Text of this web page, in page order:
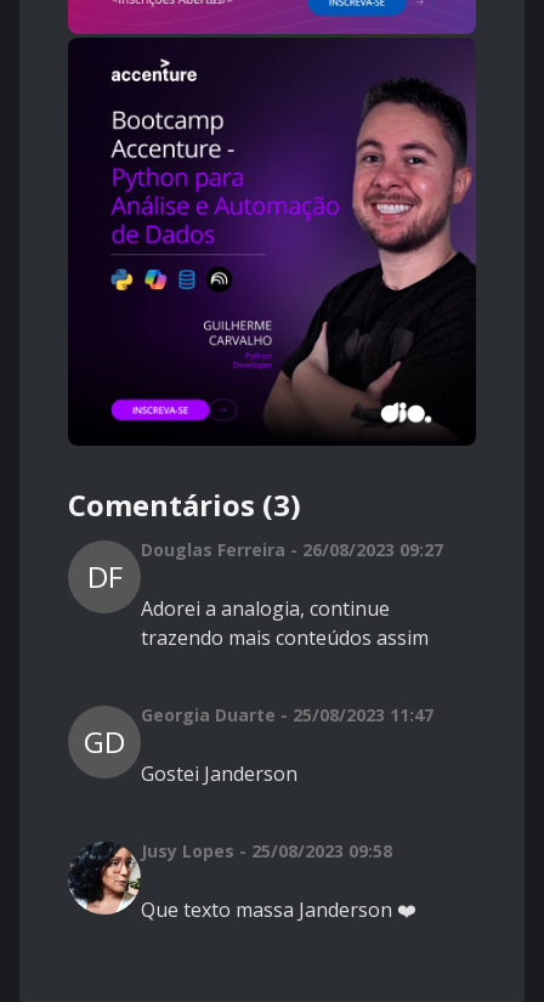
Comentários (3)
DF
Douglas Ferreira - 26/08/2023 09:27
Adorei a analogia, continue
trazendo mais conteúdos assim
GD
Georgia Duarte - 25/08/2023 11:47
Gostei Janderson
Jusy Lopes - 25/08/2023 09:58
Que texto massa Janderson ❤️